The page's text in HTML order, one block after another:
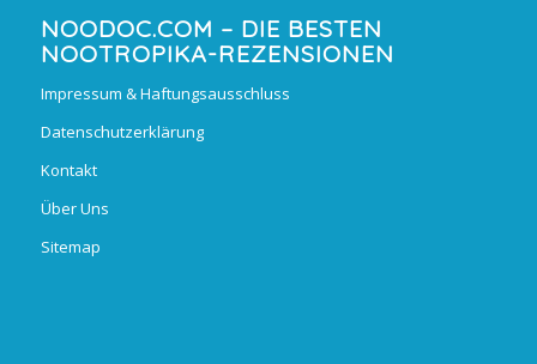
NOODOC.COM – DIE BESTEN
NOOTROPIKA-REZENSIONEN
Impressum & Haftungsausschluss
Datenschutzerklärung
Kontakt
Über Uns
Sitemap